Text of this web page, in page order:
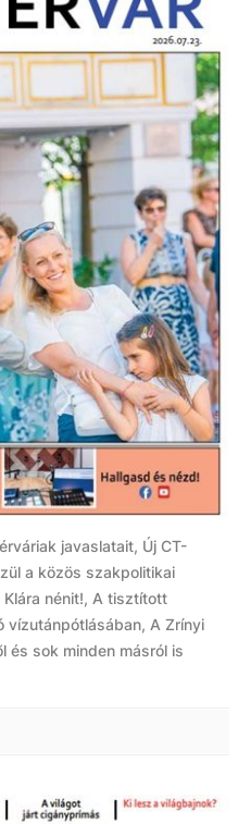
javaslatait, Új CT-
a közös szakpolitikai
nénit!, A tisztított
vízutánpótlásában, A Zrínyi
és sok minden másról is